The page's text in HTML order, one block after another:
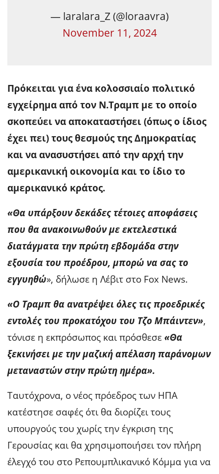
— laralara_Z (@loraavra)
November 11, 2024
Πρόκειται για ένα κολοσσιαίο πολιτικό
εγχείρημα από τον Ν.Tραμπ με το οποίο
σκοπεύει να αποκαταστήσει (όπως ο ίδιος
έχει πει) τους θεσμούς της Δημοκρατίας
και να ανασυστήσει από την αρχή την
αμερικανική οικονομία και το ίδιο το
αμερικανικό κράτος.
«Θα υπάρξουν δεκάδες τέτοιες αποφάσεις
που θα ανακοινωθούν με εκτελεστικά
διατάγματα την πρώτη εβδομάδα στην
εξουσία του προέδρου, μπορώ να σας το
εγγυηθώ», δήλωσε η Λέβιτ στο Fox News.
«Ο Τραμπ θα ανατρέψει όλες τις προεδρικές
εντολές του προκατόχου του Τζο Μπάιντεν»,
τόνισε η εκπρόσωπος και πρόσθεσε«Θα
ξεκινήσει με την μαζική απέλαση παράνομων
μεταναστών στην πρώτη ημέρα».
Ταυτόχρονα, ο νέος πρόεδρος των ΗΠΑ
κατέστησε σαφές ότι θα διορίζει τους
υπουργούς του χωρίς την έγκριση της
Γερουσίας και θα χρησιμοποιήσει τον πλήρη
έλεγχό του στο Ρεπουμπλικανικό Κόμμα για να